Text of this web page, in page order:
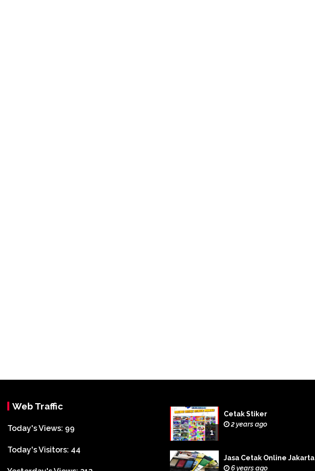
Web Traffic
Today's Views: 99
Today's Visitors: 44
1
Cetak Stiker
2 years ago
Jasa Cetak Online Jakarta
6 years ago